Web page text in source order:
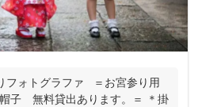
フォトグラファ ＝お宮参り用
子 無料貸出あります。＝ ＊掛